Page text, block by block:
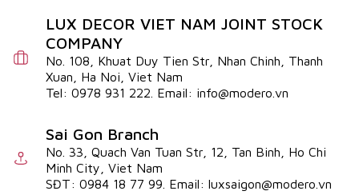
LUX DECOR VIET NAM JOINT STOCK
COMPANY
No. 108, Khuat Duy Tien Str, Nhan Chinh, Thanh
Xuan, Ha Noi, Viet Nam
Tel: 0978 931 222. Email: info@modero.vn
Sai Gon Branch
No. 33, Quach Van Tuan Str, 12, Tan Binh, Ho Chi
Minh City, Viet Nam
SĐT: 0984 18 77 99. Email: luxsaigon@modero.vn